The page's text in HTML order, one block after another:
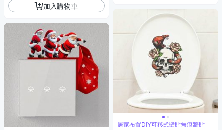
加入購物車
居家布置DIY可移式壁貼無痕牆貼